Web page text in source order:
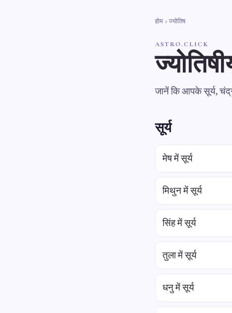
होम › ज्योतिष
ASTRO.CLICK
जानें कि आपके सूर्य,
सूर्य
मेष में सूर्य
मिथुन में सूर्य
सिंह में सूर्य
तुला में सूर्य
धनु में सूर्य